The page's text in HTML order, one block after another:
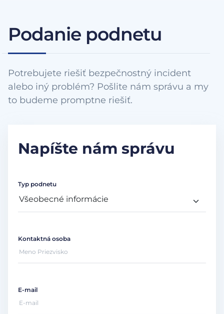
Podanie podnetu
Potrebujete riešiť bezpečnostný incident
alebo iný problém? Pošlite nám správu a my
to budeme promptne riešiť.
Napíšte nám správu
Typ podnetu
Kontaktná osoba
E-mail